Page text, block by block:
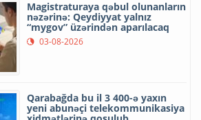
Magistraturaya qəbul olunanların
nəzərinə: Qeydiyyat yalnız
“mygov” üzərindən aparılacaq
03-08-2026
Qarabağda bu il 3 400-ə yaxın
yeni abunəçi telekommunikasiya